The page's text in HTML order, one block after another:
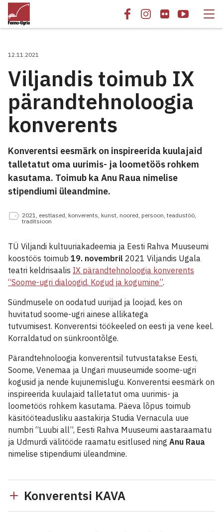
12.11.2021
Viljandis toimub IX
pärandtehnoloogia
konverents
Konverentsi eesmärk on inspireerida kuulajaid
talletatut oma uurimis- ja loometöös rohkem
kasutama. Toimub ka Anu Raua nimelise
stipendiumi üleandmine.
2021, eestlased, konverents, kunst, noored, persoon, teadustöö,
traditsioon
TÜ Viljandi kultuuriakadeemia ja Eesti Rahva Muuseumi
koostöös toimub 19. novembril 2021 Viljandis Ugala
teatri keldrisaalis IX pärandtehnoloogia konverents
“Soome-ugri dialoogid. Kogud ja kogumine”.
Sündmusele on oodatud uurijad ja loojad, kes on
huvitatud soome-ugri ainese allikatega
tutvumisest. Konverentsi töökeeled on eesti ja vene keel.
Korraldatud on sünkroontõlge.
Pärandtehnoloogia konverentsil tutvustatakse Eesti,
Soome, Venemaa ja Ungari muuseumide soome-ugri
kogusid ja nende kujunemislugu. Konverentsi eesmärk on
inspireerida kuulajaid talletatut oma uurimis- ja
loometöös rohkem kasutama. Päeva lõpus toimub
käsitööteadusliku aastakirja Studia Vernacula uue
numbri “Luubi all”, Eesti Rahva Muuseumi aastaraamatu
ja Udmurdi välitööde raamatu esitlused ning Anu Raua
nimelise stipendiumi üleandmine.
Konverentsi KAVA